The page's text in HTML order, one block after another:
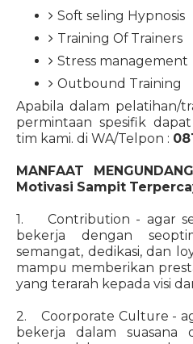
Soft seling Hypnosis
Training Of Trainers
Stress management
Outbound Training
Apabila dalam pelatihan/
permintaan spesifik
tim kami. di WA/Telpon :
MANFAAT
Motivasi Sampit
1. Contribution - agar
bekerja dengan
semangat, dedikasi, dan
mampu memberikan
yang terarah kepada visi
2. Coorporate Culture -
bekerja dalam suasana